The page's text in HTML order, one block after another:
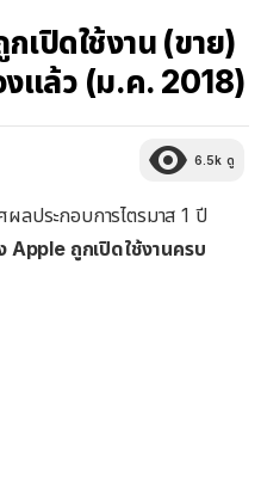
เปิดใช้งาน (ขาย)
งแล้ว (ม.ค. 2018)
6.5k ดู
ลประกอบการไตรมาส 1 ปี
ถูกเปิดใช้งานครบ